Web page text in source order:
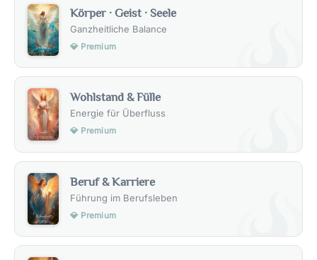
Körper · Geist · Seele
Ganzheitliche Balance
💎 Premium
Wohlstand & Fülle
Energie für Überfluss
💎 Premium
Beruf & Karriere
Führung im Berufsleben
💎 Premium